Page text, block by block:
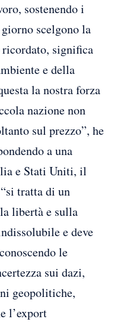
sostenendo i
scelgono la
ricordato, significa
e della
la nostra forza
nazione non
sul prezzo”, he
a una
e Stati Uniti, il
tratta di un
libertà e sulla
e deve
le
sui dazi,
geopolitiche,
l’export